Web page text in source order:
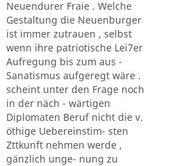
Neuendurer Fraie . Welche
Gestaltung die Neuenburger
ist immer zutrauen , selbst
wenn ihre patriotische Lei7er
Aufregung bis zum aus -
Sanatismus aufgeregt wäre .
scheint unter den Frage noch
in der näch - wärtigen
Diplomaten Beruf nicht die v.
öthige Uebereinstim- sten
Zttkunft nehmen werde ,
gänzlich unge- nung zu